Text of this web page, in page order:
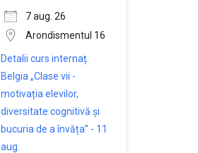
7 aug. 26
Arondismentul 16
Detalii curs internaț.
Belgia „Clase vii -
motivația elevilor,
diversitate cognitivă și
bucuria de a învăța” - 11
aug.